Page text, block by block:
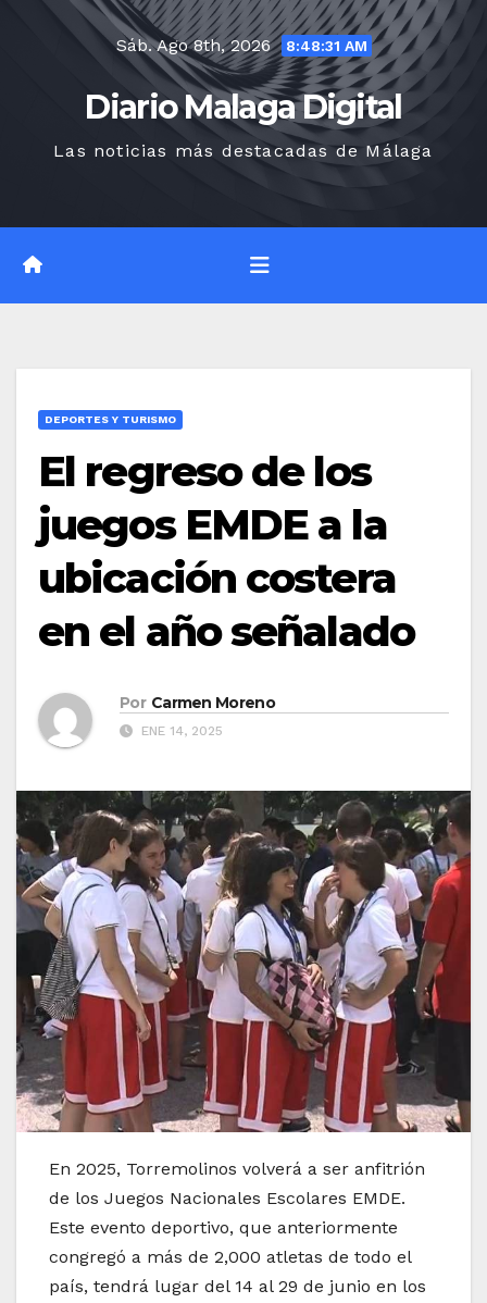
Sáb. Ago 8th, 2026 8:48:32 AM
Diario Malaga Digital
Las noticias más destacadas de Málaga
DEPORTES Y TURISMO
El regreso de los
juegos EMDE a la
ubicación costera
en el año señalado
Por Carmen Moreno
ENE 14, 2025
En 2025, Torremolinos volverá a ser anfitrión
de los Juegos Nacionales Escolares EMDE.
Este evento deportivo, que anteriormente
congregó a más de 2,000 atletas de todo el
país, tendrá lugar del 14 al 29 de junio en los